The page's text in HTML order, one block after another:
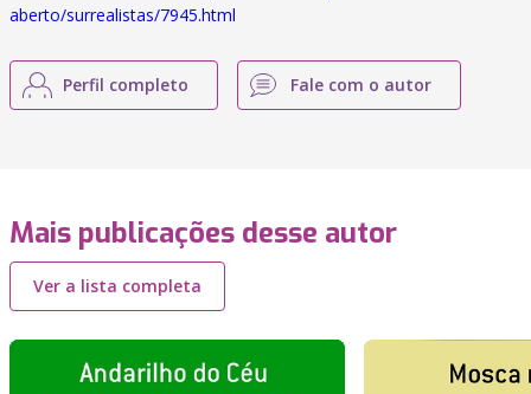
aberto/surrealistas/7945.html
Perfil completo Fale com o autor
Mais publicações desse autor
Ver a lista completa